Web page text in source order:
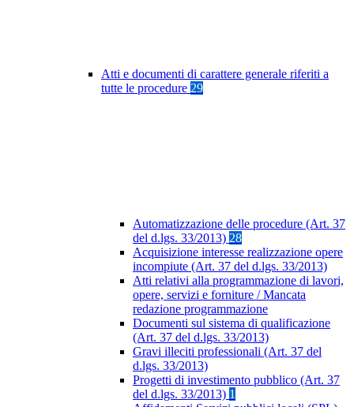
Atti e documenti di carattere generale riferiti a
tutte le procedure 29
Automatizzazione delle procedure (Art. 37
del d.lgs. 33/2013) 28
Acquisizione interesse realizzazione opere
incompiute (Art. 37 del d.lgs. 33/2013)
Atti relativi alla programmazione di lavori,
opere, servizi e forniture / Mancata
redazione programmazione
Documenti sul sistema di qualificazione
(Art. 37 del d.lgs. 33/2013)
Gravi illeciti professionali (Art. 37 del
d.lgs. 33/2013)
Progetti di investimento pubblico (Art. 37
del d.lgs. 33/2013) 1